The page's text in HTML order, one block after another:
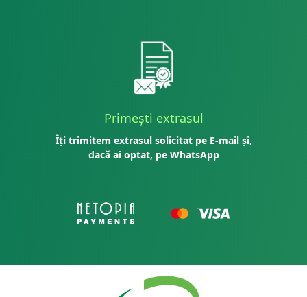
Primești extrasul
Îți trimitem extrasul solicitat pe E-mail și,
dacă ai optat, pe WhatsApp